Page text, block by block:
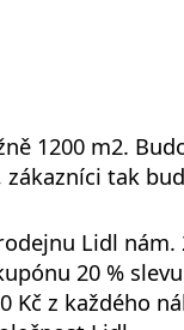
1200 m2.
tak
Lidl
20 %
z každého